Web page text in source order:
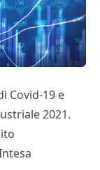
Covid-19 e
2021.